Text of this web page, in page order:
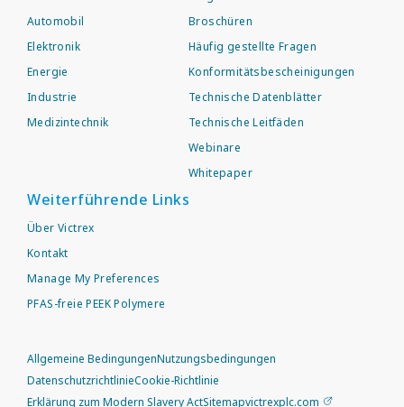
Automobil
Elektronik
Energie
Industrie
Medizintechnik
Broschüren
Häufig gestellte Fragen
Konformitätsbescheinigungen
Technische Datenblätter
Technische Leitfäden
Webinare
Whitepaper
Weiterführende Links
Über Victrex
Kontakt
Manage My Preferences
PFAS-freie PEEK Polymere
Allgemeine BedingungenNutzungsbedingungen
DatenschutzrichtlinieCookie-Richtlinie
Erklärung zum Modern Slavery ActSitemapvictrexplc.com